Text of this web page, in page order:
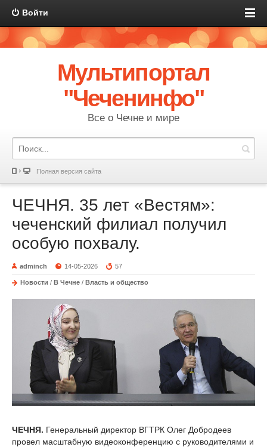
Войти
Мультипортал
"Чеченинфо"
Все о Чечне и мире
Полная версия сайта
ЧЕЧНЯ. 35 лет «Вестям»:
чеченский филиал получил
особую похвалу.
adminch 14-05-2026 57
Новости / В Чечне / Власть и общество
ЧЕЧНЯ. Генеральный директор ВГТРК Олег Добродеев
провел масштабную видеоконференцию с руководителями и